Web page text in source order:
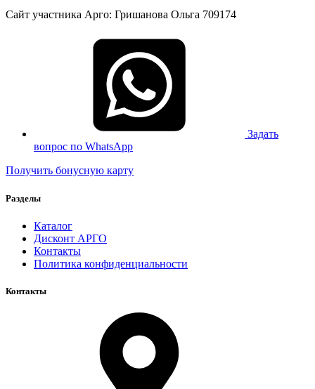
Сайт участника Арго: Гришанова Ольга 709174
Задать
вопрос по WhatsApp
Получить бонусную карту
Разделы
Каталог
Дисконт АРГО
Контакты
Политика конфиденциальности
Контакты